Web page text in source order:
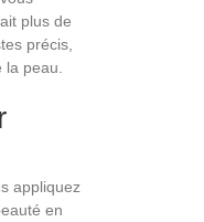
plus de
précis,
peau.
appliquez
en